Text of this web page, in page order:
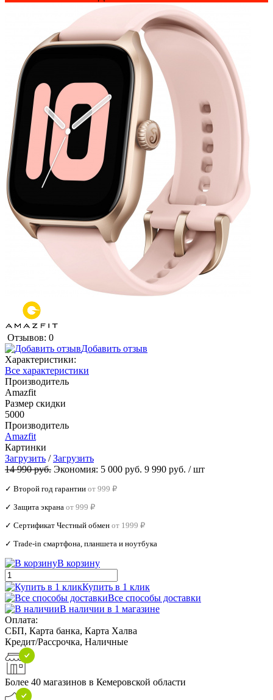
Отзывов: 0
Добавить отзыв
Характеристики:
Все характеристики
Производитель
Amazfit
Размер скидки
5000
Производитель
Amazfit
Картинки
Загрузить /Загрузить
14 990 руб. Экономия: 5 000 руб. 9 990 руб. / шт
✓ Второй год гарантии от 999 ₽
✓ Защита экрана от 999 ₽
✓ Сертификат Честный обмен от 1999 ₽
✓ Trade‑in смартфона, планшета и ноутбука
В корзину
Купить в 1 клик
Все способы доставки
В наличии в 1 магазине
Оплата:
СБП, Карта банка, Карта Халва
Кредит/Рассрочка, Наличные
Более 40 магазинов в Кемеровской области